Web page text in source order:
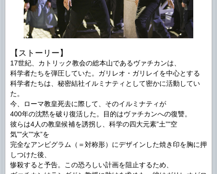
【ストーリー】
17世紀、カトリック教会の総本山であるヴァチカンは、
科学者たちを弾圧していた。ガリレオ・ガリレイを中心とする
科学者たちは、秘密結社イルミナティとして密かに活動してい
た。
今、ローマ教皇死去に際して、そのイルミナティが
400年の沈黙を破り復活した。目的はヴァチカンへの復讐。
彼らは4人の教皇候補を誘拐し、科学の四大元素”土”"空
気”"火”"水”を
完全なアンビグラム（＝対称形）にデザインした焼き印を胸に押
しつけた後、
惨殺すると予告。この恐ろしい計画を阻止するため、